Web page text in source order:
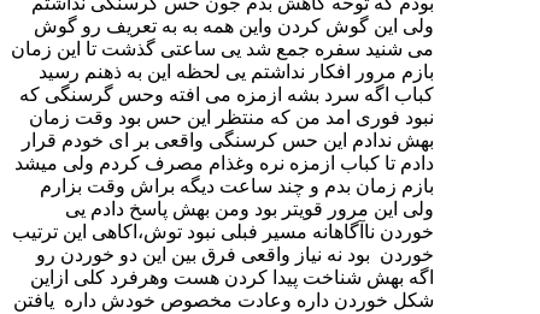
ولی این گوش کردن واین همه به به تعریف رو گوش
می شنید سفره جمع شد یی ساعتی گذشت تا این زمان
بازم مرور افکار نداشتم یی لحظه این به ذهنم رسید
کباب اگه سرد بشه ازمزه می افته وحس گرسنگی که
نبود فوری امد من که منتظر این حس بود وقت زمان
بهش ندادم این حس کرسنگی واقعی بر ای خودم قرار
دادم تا کباب ازمزه نره وغذام مصرف کردم ولی میشد
بازم زمان بدم و چند ساعت دیگه براش وقت بزارم
ولی این مرور قویتر بود ومن بهش پاسخ دادم یی
خوردن ناآگاهانه مسیر فبلی نبود توش،اکاهی این ترتیب
خوردن بود نه نیاز واقعی فرق بین این دو خوردن رو
اگه بهش شناخت پیدا کردن هست وهرفرد کلی ازاین
شکل خوردن داره وعادت مخصوص خودش داره یافتن